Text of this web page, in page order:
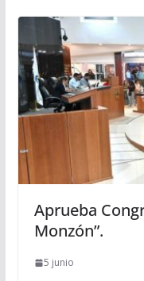
Aprueba
Monzón”.
5 junio